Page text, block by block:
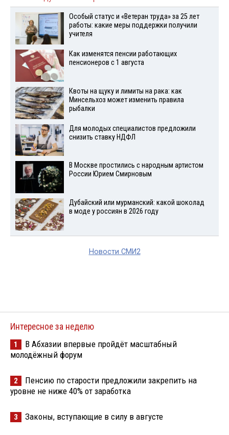
Особый статус и «Ветеран труда» за 25 лет
работы: какие меры поддержки получили
учителя
Как изменятся пенсии работающих
пенсионеров с 1 августа
Квоты на щуку и лимиты на рака: как
Минсельхоз может изменить правила
рыбалки
Для молодых специалистов предложили
снизить ставку НДФЛ
В Москве простились с народным артистом
России Юрием Смирновым
Дубайский или мурманский: какой шоколад
в моде у россиян в 2026 году
Новости СМИ2
Интересное за неделю
1
В Абхазии впервые пройдёт масштабный
молодёжный форум
2
Пенсию по старости предложили закрепить на
уровне не ниже 40% от заработка
3 Законы, вступающие в силу в августе